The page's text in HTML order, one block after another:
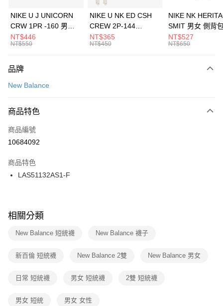
元大商業銀行
台灣樂天信用卡公司
全盈+PAY
AFTEE先享後付
【關於「AFTEE先享後付」】
便利好安心！
３．安心：先確認商品／服務後，再付款。
【「AFTEE先享後付」結帳流程】
１．於結帳方式選擇「AFTEE先享後付」後，將跳轉至「AFTEE先享後付」
２．訂單成立數日內，您將收到繳費通知簡訊。
３．收到繳費通知簡訊後14天內，點擊此簡訊中的連結，可透過四大超商／
ATM／網路銀行／等多元方式進行付款，方視為交易完成。
※ 交易是否成功請以「AFTEE先享後付 」之結帳頁面顯示為準，若有關於
是否繳費成功／繳費後需取消欲退款等相關疑問，請聯繫「AFTEE先享後付
客戶支援中心」 https://netprotections.freshdesk.com/support/home
１．透過由恩沛科技股份有限公司提供之「AFTEE先享後付」服務完成之交
權轉讓予恩沛科技股份有限公司。
３．未成年的使用者請事先徵得法定代理人或監護人之同意方可使用
運送方式
每筆NT$100，滿NT$1,500(含以上)免運費
宅配
每筆NT$100，滿NT$1,500(含以上)免運費
付款後門市自取
每筆NT$100，滿NT$1,500(含以上)免運費
NIKE U J UNICORN
CRW 1PR -160 男女
中統襪 FZ3393100
NT$446
NT$550
NIKE U NK ED CSH
CREW 2P-144
EMBRDY 男女 短統襪
FZ3073133
NT$365
NT$450
NIKE NK
SMIT 男女 側背
BA5871010
NT$527
NT$650
品牌
New Balance
商品特色
商品編號
10684092
商品特色
LAS51132AS1-F
相關分類
New Balance 短統襪 New Balance 襪子
新百倫 短統襪 New Balance 2雙 New Balance 男女
日常 短統襪 男女 短統襪 2雙 短統襪
男女 短統 男女 女性